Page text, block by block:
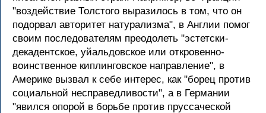
"воздействие Толстого выразилось в том, что он
подорвал авторитет натурализма", в Англии помог
своим последователям преодолеть "эстетски-
декадентское, уйальдовское или откровенно-
воинственное киплинговское направление", в
Америке вызвал к себе интерес, как "борец против
социальной несправедливости", а в Германии
"явился опорой в борьбе против пруссаческой